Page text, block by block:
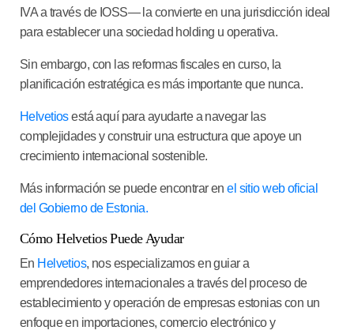
IVA a través de IOSS— la convierte en una jurisdicción ideal
para establecer una sociedad holding u operativa.
Sin embargo, con las reformas fiscales en curso, la
planificación estratégica es más importante que nunca.
Helvetiosestá aquí para ayudarte a navegar las
complejidades y construir una estructura que apoye un
crecimiento internacional sostenible.
Más información se puede encontrar enel sitio web oficial
del Gobierno de Estonia.
Cómo Helvetios Puede Ayudar
En Helvetios, nos especializamos en guiar a
emprendedores internacionales a través del proceso de
establecimiento y operación de empresas estonias con un
enfoque en importaciones, comercio electrónico y